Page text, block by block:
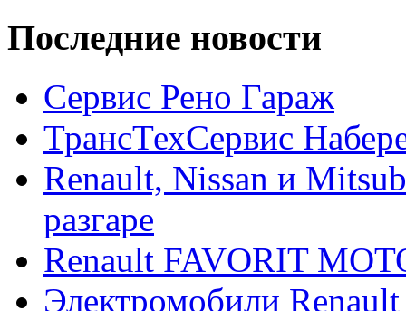
Последние новости
Сервис Рено Гараж
ТрансТехСервис
Renault, Nissan и
разгаре
Renault FAVORIT
Электромобили